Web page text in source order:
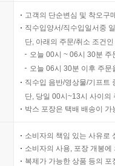
고객의 단순변심 및 착오구
직수입양서/직수입일서중
단, 아래의 주문/취소 조건
오늘 00시 ~ 06시 30분
오늘 06시 30분 이후 주
직수입 음반/영상물/기프트
단, 당일 00시~13시 사이의
박스 포장은 택배 배송이
소비자의 책임 있는 사유로
소비자의 사용, 포장 개봉
복제가 가능한 상품 등의